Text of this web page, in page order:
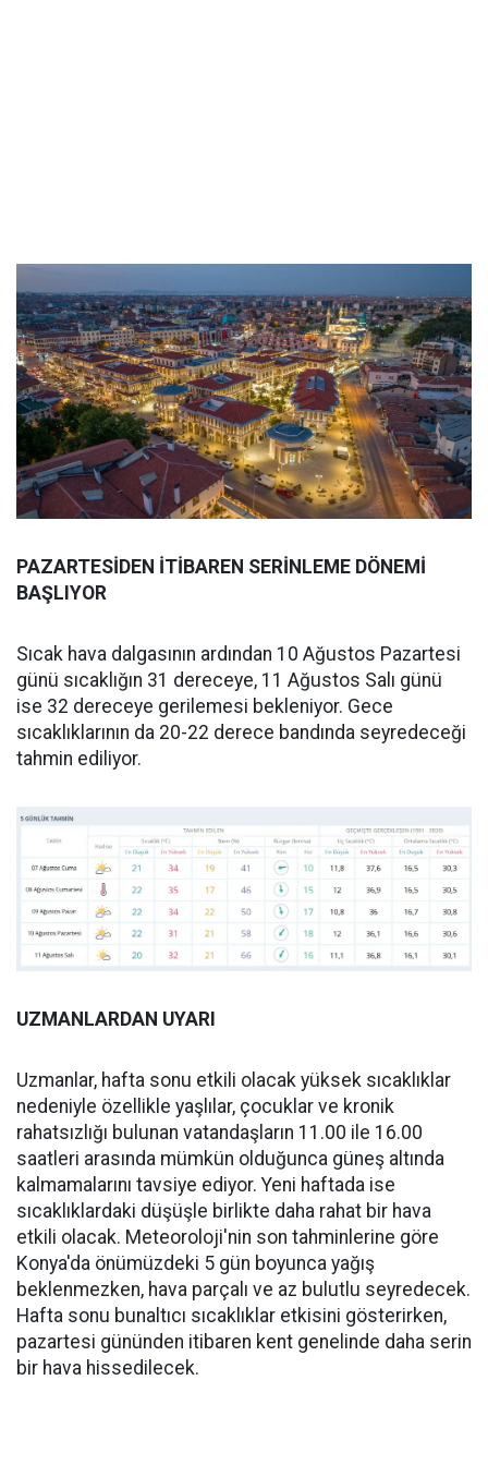
PAZARTESİDEN İTİBAREN SERİNLEME DÖNEMİ
BAŞLIYOR
Sıcak hava dalgasının ardından 10 Ağustos Pazartesi
günü sıcaklığın 31 dereceye, 11 Ağustos Salı günü
ise 32 dereceye gerilemesi bekleniyor. Gece
sıcaklıklarının da 20-22 derece bandında seyredeceği
tahmin ediliyor.
UZMANLARDAN UYARI
Uzmanlar, hafta sonu etkili olacak yüksek sıcaklıklar
nedeniyle özellikle yaşlılar, çocuklar ve kronik
rahatsızlığı bulunan vatandaşların 11.00 ile 16.00
saatleri arasında mümkün olduğunca güneş altında
kalmamalarını tavsiye ediyor. Yeni haftada ise
sıcaklıklardaki düşüşle birlikte daha rahat bir hava
etkili olacak. Meteoroloji'nin son tahminlerine göre
Konya'da önümüzdeki 5 gün boyunca yağış
beklenmezken, hava parçalı ve az bulutlu seyredecek.
Hafta sonu bunaltıcı sıcaklıklar etkisini gösterirken,
pazartesi gününden itibaren kent genelinde daha serin
bir hava hissedilecek.